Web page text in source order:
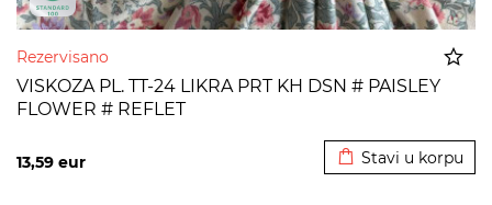
Rezervisano
VISKOZA PL. TT-24 LIKRA PRT KH DSN # PAISLEY
FLOWER # REFLET
13,59 eur Stavi u korpu